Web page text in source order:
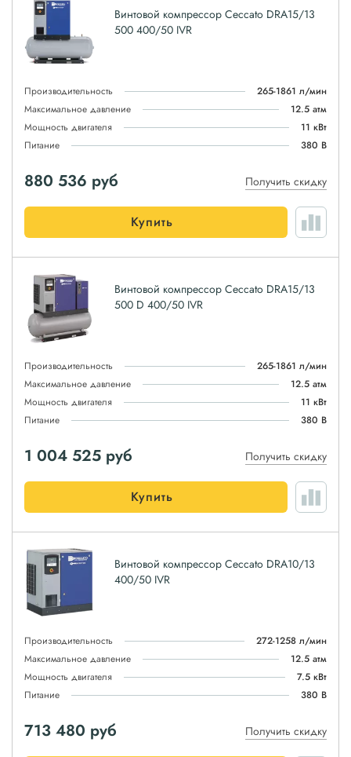
Винтовой компрессор Ceccato DRA15/13
500 400/50 IVR
Производительность
265-1861 л/мин
Максимальное давление
12.5 атм
Мощность двигателя
11 кВт
Питание
380 В
880 536 руб Получить скидку
Купить
Винтовой компрессор Ceccato DRA15/13
500 D 400/50 IVR
Производительность
265-1861 л/мин
Максимальное давление
12.5 атм
Мощность двигателя
11 кВт
Питание
380 В
1 004 525 руб Получить скидку
Купить
Винтовой компрессор Ceccato DRA10/13
400/50 IVR
Производительность
272-1258 л/мин
Максимальное давление
12.5 атм
Мощность двигателя
7.5 кВт
Питание
380 В
713 480 руб Получить скидку